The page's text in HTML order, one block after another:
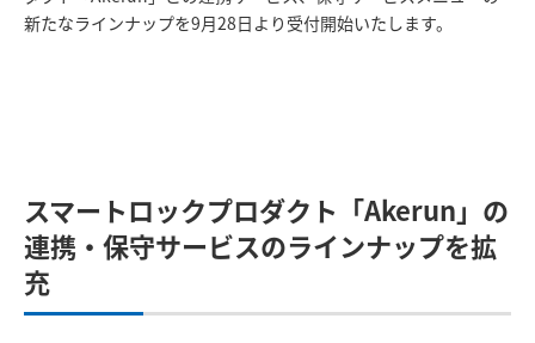
新たなラインナップを9月28日より受付開始いたします。
スマートロックプロダクト「Akerun」の
連携・保守サービスのラインナップを拡
充